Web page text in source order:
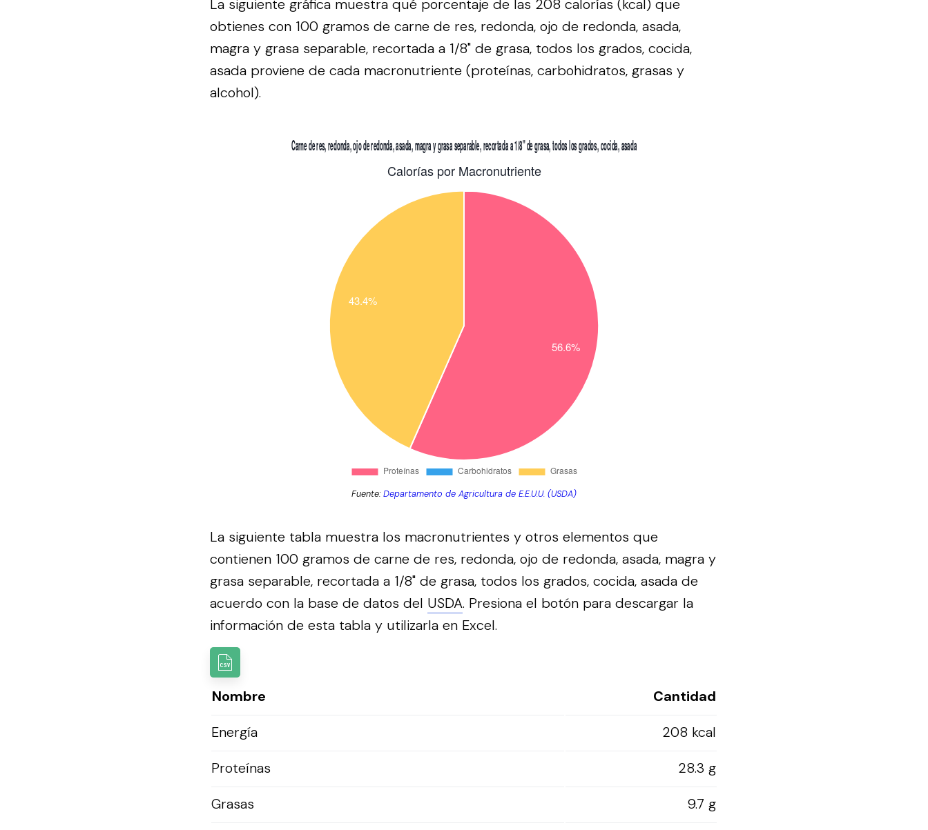
La siguiente gráfica muestra qué porcentaje de las 208 calorías (kcal) que
obtienes con 100 gramos de carne de res, redonda, ojo de redonda, asada,
magra y grasa separable, recortada a 1/8" de grasa, todos los grados, cocida,
asada proviene de cada macronutriente (proteínas, carbohidratos, grasas y
alcohol).
Fuente:Departamento de Agricultura de E.E.U.U. (USDA)
La siguiente tabla muestra los macronutrientes y otros elementos que
contienen 100 gramos de carne de res, redonda, ojo de redonda, asada, magra y
grasa separable, recortada a 1/8" de grasa, todos los grados, cocida, asada de
acuerdo con la base de datos del USDA. Presiona el botón para descargar la
información de esta tabla y utilizarla en Excel.
Nombre
Cantidad
Energía
208 kcal
Proteínas
28.3 g
Grasas
9.7 g